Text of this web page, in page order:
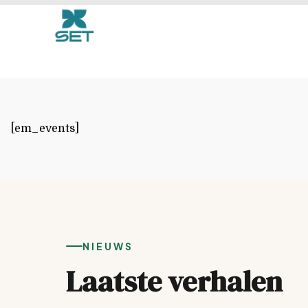
Events
[em_events]
NIEUWS
Laatste verhalen